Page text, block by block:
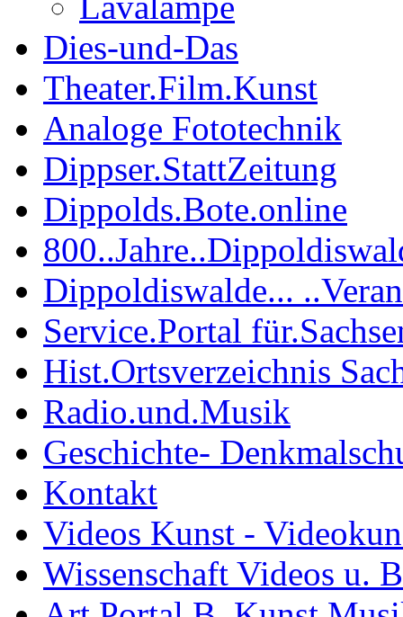
Dies-und-Das
Theater.Film.Kunst
Analoge Fototechnik
Dippser.StattZeitung
Dippolds.Bote.online
Dippoldiswalde...
Service.Portal
Hist.Ortsverzeichnis
Radio.und.Musik
Geschichte-
Kontakt
Videos Kunst -
Wissenschaft Videos u.